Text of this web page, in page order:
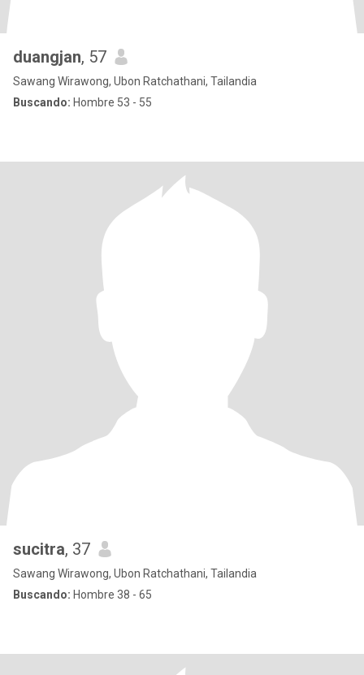
duangjan, 57
Sawang Wirawong, Ubon Ratchathani, Tailandia
Buscando: Hombre 53 - 55
sucitra, 37
Sawang Wirawong, Ubon Ratchathani, Tailandia
Buscando: Hombre 38 - 65